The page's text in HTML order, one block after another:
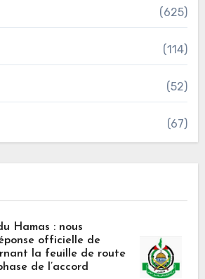
(625)
(114)
(52)
(67)
Hamas : nous
officielle de
la feuille de route
de l’accord